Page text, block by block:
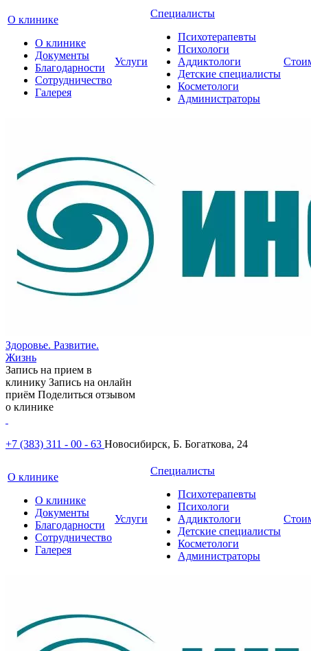
О клинике
О клинике
Документы
Благодарности
Сотрудничество
Галерея
Услуги
Специалисты
Психотерапевты
Психологи
Аддиктологи
Детские специалисты
Косметологи
Администраторы
Здоровье. Развитие.
Жизнь
Запись на прием в
клинику Запись на онлайн
приём Поделиться отзывом
о клинике
+7 (383) 311 - 00 - 63 Новосибирск, Б. Богаткова, 24
О клинике
О клинике
Документы
Благодарности
Сотрудничество
Галерея
Услуги
Специалисты
Психотерапевты
Психологи
Аддиктологи
Детские специалисты
Косметологи
Администраторы